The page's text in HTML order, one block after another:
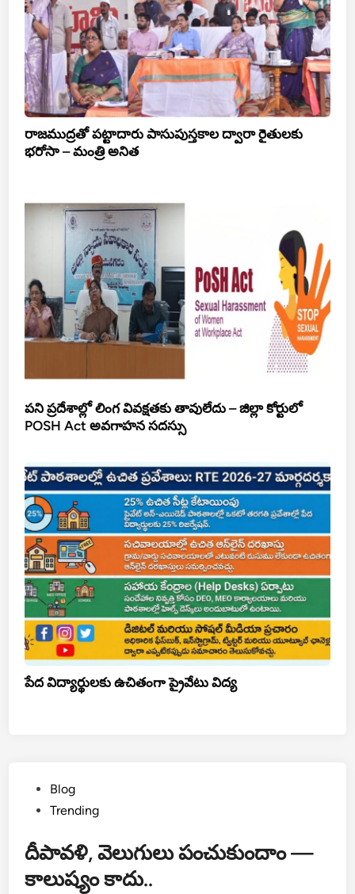
రాజముద్రతో పట్టాదారు పాసుపుస్తకాల ద్వారా రైతులకు
భరోసా – మంత్రి అనిత
పని ప్రదేశాల్లో లింగ వివక్షతకు తావులేదు – జిల్లా కోర్టులో
POSH Act అవగాహన సదస్సు
పేద విద్యార్థులకు ఉచితంగా ప్రైవేటు విద్య
PostedBlog
Trending
దీపావళి, వెలుగులు పంచుకుందాం —
కాలుష్యం కాదు..